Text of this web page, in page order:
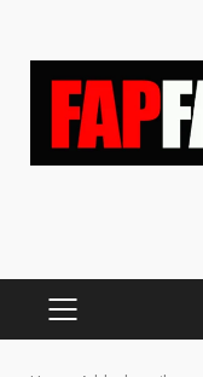
PRIMARY
MENU